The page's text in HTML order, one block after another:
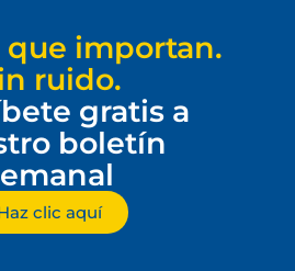
que importan.
ruido.
gratis a
boletín
clic aquí